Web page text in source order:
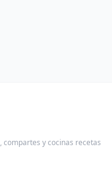
compartes y cocinas recetas